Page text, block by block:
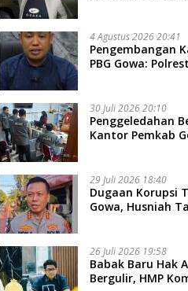
Pertanyaan
4 Agustus 2026 20:41
Pengembangan
PBG Gowa:
30 Juli 2026 20:10
Penggeledahan
Kantor Pemkab
Rp16 Miliar
29 Juli 2026 18:40
Dugaan Korupsi
Gowa, Husniah
26 Juli 2026 19:58
​Babak Baru Hak
Bergulir, HMP